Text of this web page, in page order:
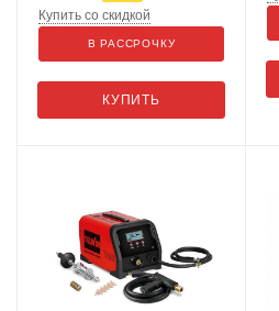
КУПИТЬ
Купить со скидкой
В РАССРОЧКУ